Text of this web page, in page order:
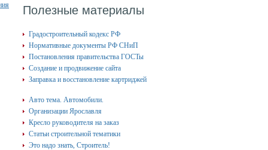
Полезные материалы
Градостроительный кодекс РФ
Нормативные документы РФ СНиП
Постановления правительства ГОСТы
Создание и продвижение сайта
Заправка и восстановление картриджей
Авто тема. Автомобили.
Организации Ярославля
Кресло руководителя на заказ
Статьи строительной тематики
Это надо знать, Строитель!